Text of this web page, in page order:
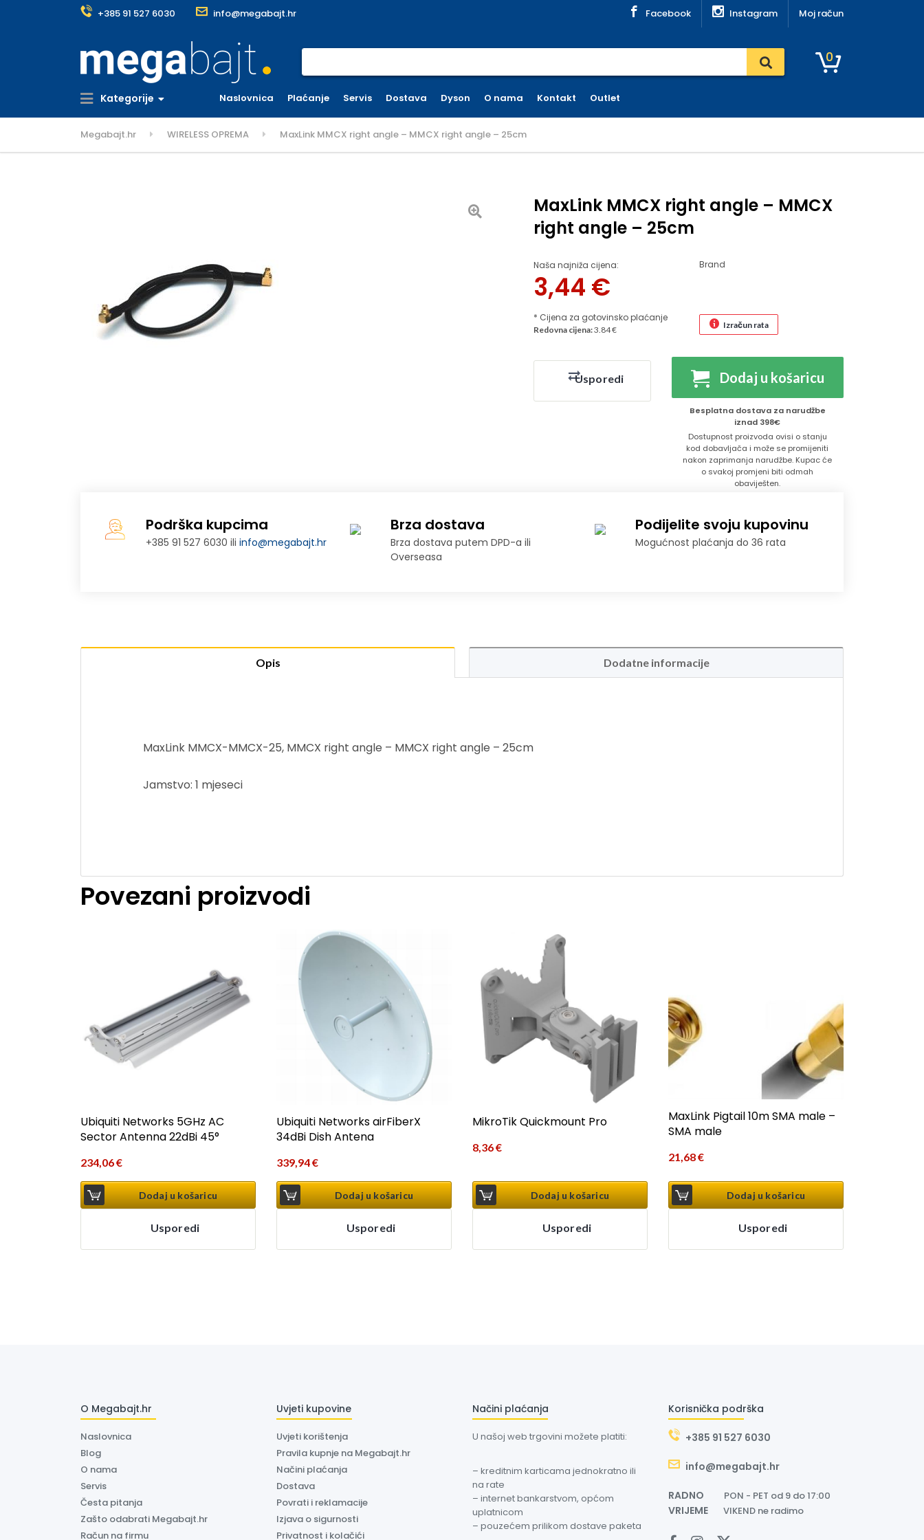
+385 91 527 6030 info@megabajt.hr Facebook Instagram Moj račun
0
Kategorije Naslovnica Plaćanje Servis Dostava Dyson O nama Kontakt Outlet
Megabajt.hr WIRELESS OPREMA MaxLink MMCX right angle – MMCX right angle – 25cm
MaxLink MMCX right angle – MMCX
right angle – 25cm
Naša najniža cijena:
3,44 €
* Cijena za gotovinsko plaćanje
Brand
Redovna cijena:3.84 € Izračun rata
Usporedi Dodaj u košaricu
Besplatna dostava za narudžbe
iznad 398€
Dostupnost proizvoda ovisi o stanju
kod dobavljača i može se promijeniti
nakon zaprimanja narudžbe. Kupac će
o svakoj promjeni biti odmah
obaviješten.
Podrška kupcima
+385 91 527 6030 iliinfo@megabajt.hr
Brza dostava
Brza dostava putem DPD-a ili
Overseasa
Podijelite svoju kupovinu
Mogućnost plaćanja do 36 rata
Opis Dodatne informacije
MaxLink MMCX-MMCX-25, MMCX right angle – MMCX right angle – 25cm
Jamstvo: 1 mjeseci
Povezani proizvodi
Ubiquiti Networks 5GHz AC
Sector Antenna 22dBi 45°
234,06€
Dodaj u košaricu
Usporedi
Ubiquiti Networks airFiberX
34dBi Dish Antena
339,94€
Dodaj u košaricu
Usporedi
MikroTik Quickmount Pro
8,36€
Dodaj u košaricu
Usporedi
MaxLink Pigtail 10m SMA male –
SMA male
21,68€
Dodaj u košaricu
Usporedi
O Megabajt.hr
Naslovnica
Blog
O nama
Servis
Česta pitanja
Zašto odabrati Megabajt.hr
Račun na firmu
Uvjeti kupovine
Uvjeti korištenja
Pravila kupnje na Megabajt.hr
Načini plaćanja
Dostava
Povrati i reklamacije
Izjava o sigurnosti
Privatnost i kolačići
Načini plaćanja
U našoj web trgovini možete platiti:
– kreditnim karticama jednokratno ili
na rate
– internet bankarstvom, općom
uplatnicom
– pouzećem prilikom dostave paketa
Korisnička podrška
+385 91 527 6030
info@megabajt.hr
RADNO PON - PET od 9 do 17:00
VRIJEME VIKEND ne radimo